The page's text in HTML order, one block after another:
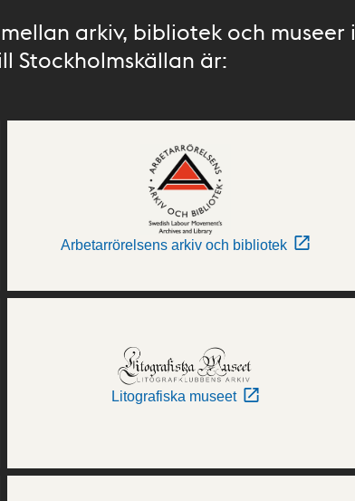
arkiv, bibliotek och museer i
Stockholmskällan är:
Arbetarrörelsens arkiv och bibliotek
Litografiska museet